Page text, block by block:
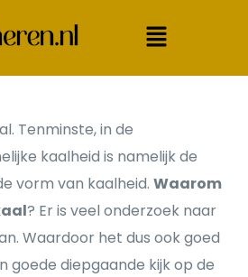
Tenminste, in de
kaalheid is namelijk de
vorm van kaalheid.Waarom
? Er is veel onderzoek naar
Waardoor het dus ook goed
goede diepgaande kijk op de